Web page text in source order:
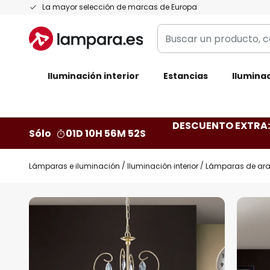
La mayor selección de marcas de Europa
Ir
contenido
Buscar
un
categoría,
Iluminación interior Estancias
Sólo 01D 10H 56M 51S
DESCUENTO
Lámparas e iluminación Iluminación interior Lámparas de
Saltar